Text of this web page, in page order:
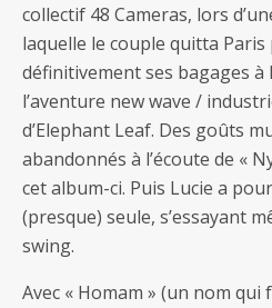
collectif 48 Cameras, lors
laquelle le couple quitta
définitivement ses bagages
l’aventure new wave /
d’Elephant Leaf. Des goûts
abandonnés à l’écoute de «
cet album-ci. Puis Lucie a
(presque) seule, s’essayant
swing.
Avec « Homam » (un nom